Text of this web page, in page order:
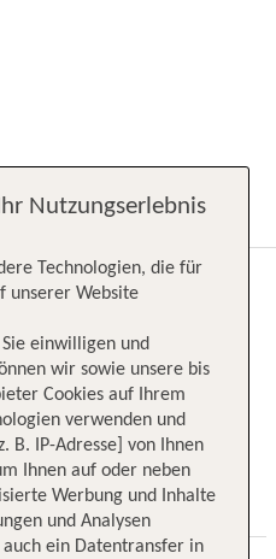
Aurora
24/7 TUI Service
Nutzungserlebnis
Technologien, die für
unserer Website
einwilligen und
wir sowie unsere bis
Cookies auf Ihrem
verwenden und
B. IP-Adresse] von Ihnen
Ihnen auf oder neben
Werbung und Inhalte
und Analysen
ein Datentransfer in